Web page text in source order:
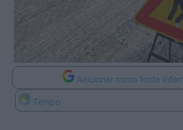
Adicionar como fonte
Tempo